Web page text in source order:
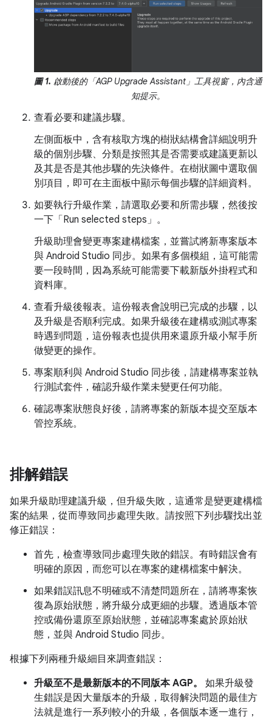
圖 1. 啟動後的「AGP Upgrade Assistant」工具視窗，內含通
知提示。
查看必要和建議步驟。
左側面板中，含有核取方塊的樹狀結構會詳細說明升
級的個別步驟、分類是按照其是否需要或建議更新以
及其是否是其他步驟的先決條件。在樹狀圖中選取個
別項目，即可在主面板中顯示每個步驟的詳細資料。
如要執行升級作業，請選取必要和所需步驟，然後按
一下「Run selected steps」 。
升級助理會變更專案建構檔案，並嘗試將新專案版本
與 Android Studio 同步。如果有多個模組，這可能需
要一段時間，因為系統可能需要下載新版外掛程式和
資料庫。
查看升級後報表。這份報表會說明已完成的步驟，以
及升級是否順利完成。如果升級後在建構或測試專案
時遇到問題，這份報表也提供用來還原升級小幫手所
做變更的操作。
專案順利與 Android Studio 同步後，請建構專案並執
行測試套件，確認升級作業未變更任何功能。
確認專案狀態良好後，請將專案的新版本提交至版本
管控系統。
排解錯誤
如果升級助理建議升級，但升級失敗，這通常是變更建構檔
案的結果，從而導致同步處理失敗。請按照下列步驟找出並
修正錯誤：
首先，檢查導致同步處理失敗的錯誤。有時錯誤會有
明確的原因，而您可以在專案的建構檔案中解決。
如果錯誤訊息不明確或不清楚問題所在，請將專案恢
復為原始狀態，將升級分成更細的步驟。透過版本管
控或備份還原至原始狀態，並確認專案處於原始狀
態，並與 Android Studio 同步。
根據下列兩種升級細目來調查錯誤：
升級至不是最新版本的不同版本 AGP。
如果升級發
生錯誤是因大量版本的升級，取得解決問題的最佳方
法就是進行一系列較小的升級，各個版本逐一進行，